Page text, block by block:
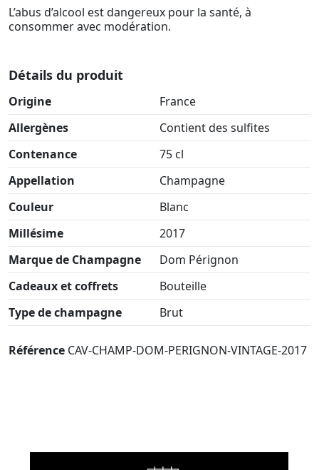
L’abus d’alcool est dangereux pour la santé, à
consommer avec modération.
Détails du produit
Origine
France
Allergènes
Contient des sulfites
Contenance
75 cl
Appellation
Champagne
Couleur
Blanc
Millésime
2017
Marque de Champagne
Dom Pérignon
Cadeaux et coffrets
Bouteille
Type de champagne
Brut
Référence CAV-CHAMP-DOM-PERIGNON-VINTAGE-2017